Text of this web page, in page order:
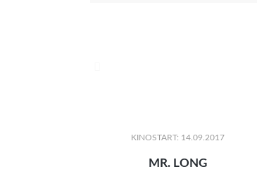
KINOSTART: 14.09.2017
MR. LONG